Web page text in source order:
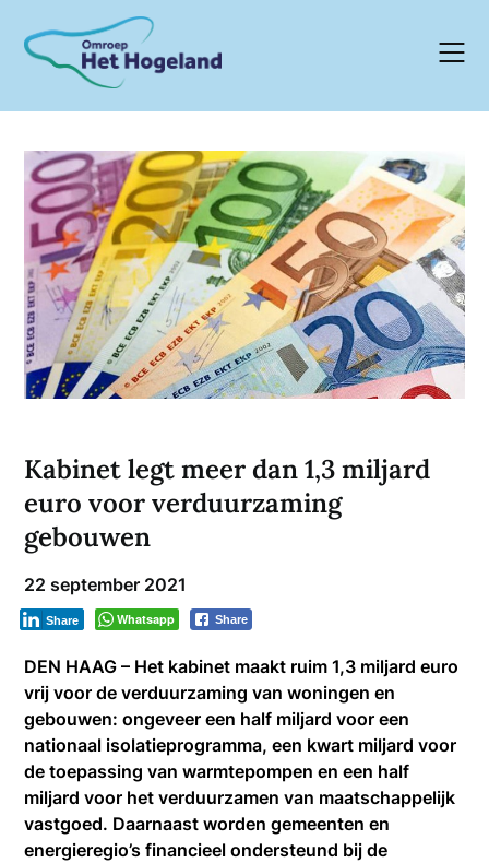
content
Kabinet legt meer dan 1,3 miljard
euro voor verduurzaming
gebouwen
22 september 2021
Whatsapp Share
Share
DEN HAAG – Het kabinet maakt ruim 1,3 miljard euro
vrij voor de verduurzaming van woningen en
gebouwen: ongeveer een half miljard voor een
nationaal isolatieprogramma, een kwart miljard voor
de toepassing van warmtepompen en een half
miljard voor het verduurzamen van maatschappelijk
vastgoed. Daarnaast worden gemeenten en
energieregio’s financieel ondersteund bij de